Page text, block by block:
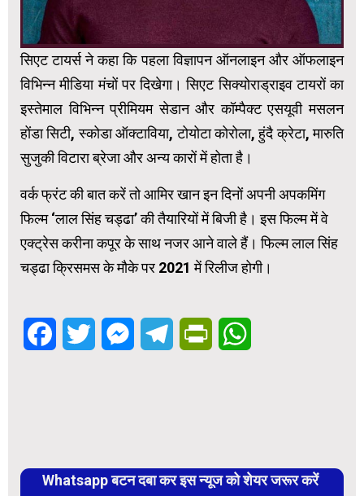
सिएट टायर्स ने कहा कि पहला विज्ञापन ऑनलाइन और ऑफलाइन
विभिन्न मीडिया मंचों पर दिखेगा। सिएट सिक्योराड्राइव टायरों का
इस्तेमाल विभिन्न प्रीमियम सेडान और कॉम्पैक्ट एसयूवी मसलन
होंडा सिटी, स्कोडा ऑक्टाविया, टोयोटा कोरोला, हुंदै क्रेटा, मारुति
सुजुकी विटारा ब्रेजा और अन्य कारों में होता है।
वर्क फ्रंट की बात करें तो आमिर खान इन दिनों अपनी अपकमिंग
फिल्म ‘लाल सिंह चड्ढा’ की तैयारियों में बिजी है। इस फिल्म में वे
एक्ट्रेस करीना कपूर के साथ नजर आने वाले हैं। फिल्म लाल सिंह
चड्ढा क्रिसमस के मौके पर 2021 में रिलीज होगी।
FacebookTwitter MessengerTelegramPrintFriendly
Whatsapp बटन दबा कर इस न्यूज को शेयर जरूर करें